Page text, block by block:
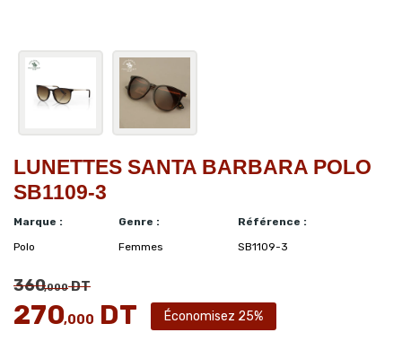
LUNETTES SANTA BARBARA POLO
SB1109-3
Marque :
Polo
Genre :
Femmes
Référence :
SB1109-3
360,000DT
270,000 DT Économisez 25%